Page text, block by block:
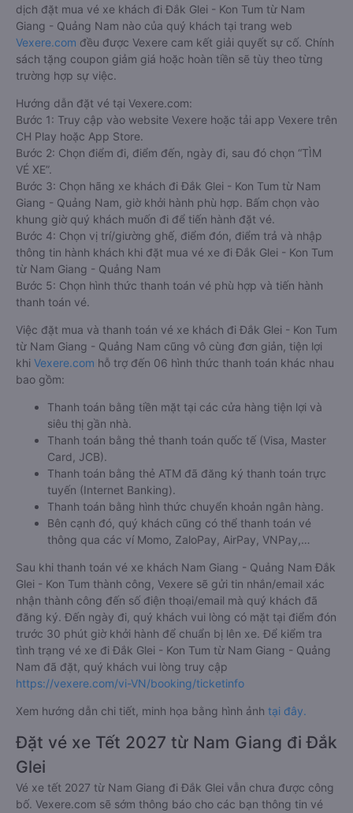
dịch đặt mua vé xe khách đi Đắk Glei - Kon Tum từ Nam
Giang - Quảng Nam nào của quý khách tại trang web
Vexere.com đều được Vexere cam kết giải quyết sự cố. Chính
sách tặng coupon giảm giá hoặc hoàn tiền sẽ tùy theo từng
trường hợp sự việc.
Hướng dẫn đặt vé tại Vexere.com:
Bước 1: Truy cập vào website Vexere hoặc tải app Vexere trên
CH Play hoặc App Store.
Bước 2: Chọn điểm đi, điểm đến, ngày đi, sau đó chọn “TÌM
VÉ XE”.
Bước 3: Chọn hãng xe khách đi Đắk Glei - Kon Tum từ Nam
Giang - Quảng Nam, giờ khởi hành phù hợp. Bấm chọn vào
khung giờ quý khách muốn đi để tiến hành đặt vé.
Bước 4: Chọn vị trí/giường ghế, điểm đón, điểm trả và nhập
thông tin hành khách khi đặt mua vé xe đi Đắk Glei - Kon Tum
từ Nam Giang - Quảng Nam
Bước 5: Chọn hình thức thanh toán vé phù hợp và tiến hành
thanh toán vé.
Việc đặt mua và thanh toán vé xe khách đi Đắk Glei - Kon Tum
từ Nam Giang - Quảng Nam cũng vô cùng đơn giản, tiện lợi
khi Vexere.com hỗ trợ đến 06 hình thức thanh toán khác nhau
bao gồm:
Thanh toán bằng tiền mặt tại các cửa hàng tiện lợi và
siêu thị gần nhà.
Thanh toán bằng thẻ thanh toán quốc tế (Visa, Master
Card, JCB).
Thanh toán bằng thẻ ATM đã đăng ký thanh toán trực
tuyến (Internet Banking).
Thanh toán bằng hình thức chuyển khoản ngân hàng.
Bên cạnh đó, quý khách cũng có thể thanh toán vé
thông qua các ví Momo, ZaloPay, AirPay, VNPay,…
Sau khi thanh toán vé xe khách Nam Giang - Quảng Nam Đắk
Glei - Kon Tum thành công, Vexere sẽ gửi tin nhắn/email xác
nhận thành công đến số điện thoại/email mà quý khách đã
đăng ký. Đến ngày đi, quý khách vui lòng có mặt tại điểm đón
trước 30 phút giờ khởi hành để chuẩn bị lên xe. Để kiểm tra
tình trạng vé xe đi Đắk Glei - Kon Tum từ Nam Giang - Quảng
Nam đã đặt, quý khách vui lòng truy cập
https://vexere.com/vi-VN/booking/ticketinfo
Xem hướng dẫn chi tiết, minh họa bằng hình ảnh tại đây.
Đặt vé xe Tết 2027 từ Nam Giang đi Đắk
Glei
Vé xe tết 2027 từ Nam Giang đi Đắk Glei vẫn chưa được công
bố. Vexere.com sẽ sớm thông báo cho các bạn thông tin vé